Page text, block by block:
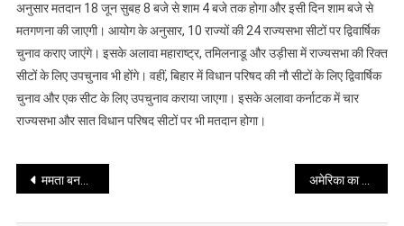
अनुसार मतदान 18 जून सुबह 8 बजे से शाम 4 बजे तक होगा और इसी दिन शाम बजे से
मतगणना की जाएगी। आयोग के अनुसार, 10 राज्यों की 24 राज्यसभा सीटों पर द्विवार्षिक
चुनाव कराए जाएंगे। इसके अलावा महाराष्ट्र, तमिलनाडू और उड़ीसा में राज्यसभा की रिक्त
सीटों के लिए उपचुनाव भी होंगे। वहीं, बिहार में विधान परिषद की नौ सीटों के लिए द्विवार्षिक
चुनाव और एक सीट के लिए उपचुनाव कराया जाएगा। इसके अलावा कर्नाटक में चार
राज्यसभा और सात विधान परिषद सीटों पर भी मतदान होगा।
Post
navigation
ममता बनर्जी ने भाजपा पर लगाए गंभीर आरोप